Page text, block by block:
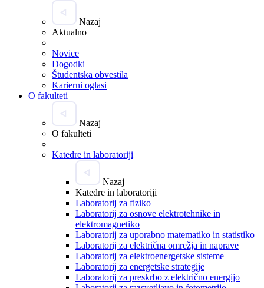
Nazaj
Aktualno
Novice
Dogodki
Študentska obvestila
Karierni oglasi
O fakulteti
Nazaj
O fakulteti
Katedre in laboratoriji
Nazaj
Katedre in laboratoriji
Laboratorij za fiziko
Laboratorij za osnove elektrotehnike in
elektromagnetiko
Laboratorij za uporabno matematiko in statistiko
Laboratorij za električna omrežja in naprave
Laboratorij za elektroenergetske sisteme
Laboratorij za energetske strategije
Laboratorij za preskrbo z električno energijo